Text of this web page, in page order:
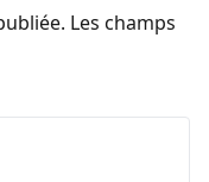
Les champs